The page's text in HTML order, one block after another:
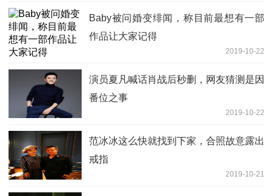
Baby被问婚变绯闻，称目前最想有一部
作品让大家记得
2019-10-22
演员夏凡喊话肖战后秒删，网友猜测是因
番位之事
2019-10-22
范冰冰这么快就找到下家，合照故意露出
戒指
2019-10-21